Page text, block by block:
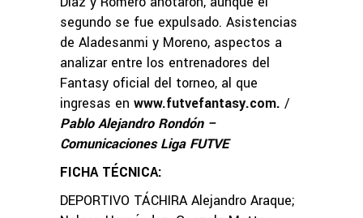
segundo se fue expulsado. Asistencias
de Aladesanmi y Moreno, aspectos a
analizar entre los entrenadores del
Fantasy oficial del torneo, al que
ingresas en www.futvefantasy.com. /
Pablo Alejandro Rondón –
Comunicaciones Liga FUTVE
FICHA TÉCNICA:
DEPORTIVO TÁCHIRA Alejandro Araque;